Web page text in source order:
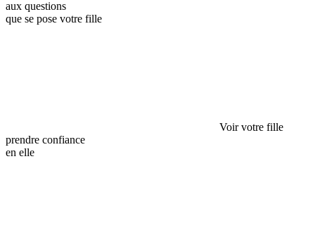
aux questions
que se pose votre fille
Voir votre fille
prendre confiance
en elle